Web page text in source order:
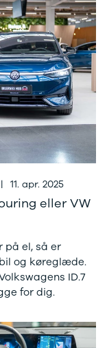
til
| 11. apr. 2025
eller VW
på el, så er
og køreglæde.
ID.7
for dig.